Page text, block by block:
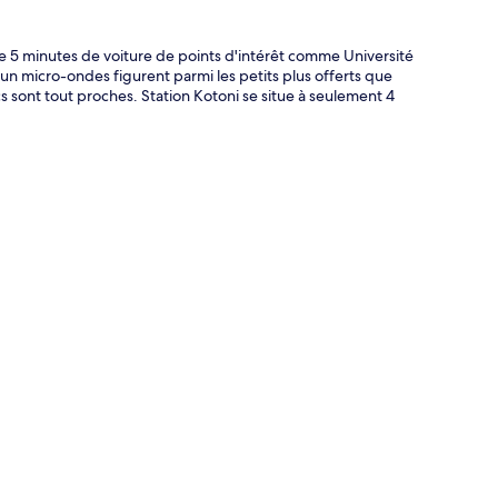
5 minutes de voiture de points d'intérêt comme Université
micro-ondes figurent parmi les petits plus offerts que
tout proches. Station Kotoni se situe à seulement 4